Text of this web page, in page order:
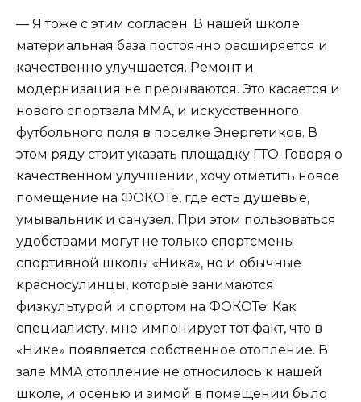
— Я тоже с этим согласен. В нашей школе
материальная база постоянно расширяется и
качественно улучшается. Ремонт и
модернизация не прерываются. Это касается и
нового спортзала ММА, и искусственного
футбольного поля в поселке Энергетиков. В
этом ряду стоит указать площадку ГТО. Говоря о
качественном улучшении, хочу отметить новое
помещение на ФОКОТе, где есть душевые,
умывальник и санузел. При этом пользоваться
удобствами могут не только спортсмены
спортивной школы «Ника», но и обычные
красносулинцы, которые занимаются
физкультурой и спортом на ФОКОТе. Как
специалисту, мне импонирует тот факт, что в
«Нике» появляется собственное отопление. В
зале ММА отопление не относилось к нашей
школе, и осенью и зимой в помещении было